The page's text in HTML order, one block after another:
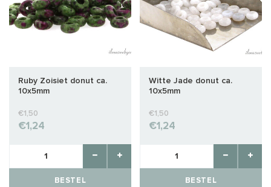
Ruby Zoisiet donut ca.
10x5mm
€1,50
€1,24
BESTEL
Witte Jade donut ca.
10x5mm
€1,50
€1,24
BESTEL